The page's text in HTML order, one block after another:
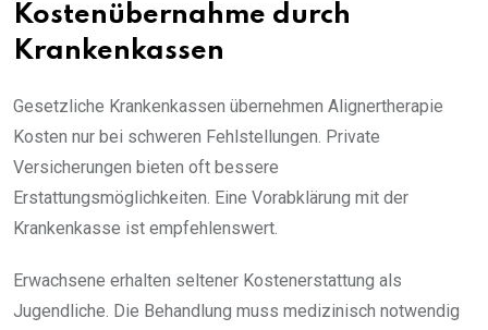
Kostenübernahme durch
Krankenkassen
Gesetzliche Krankenkassen übernehmen Alignertherapie
Kosten nur bei schweren Fehlstellungen. Private
Versicherungen bieten oft bessere
Erstattungsmöglichkeiten. Eine Vorabklärung mit der
Krankenkasse ist empfehlenswert.
Erwachsene erhalten seltener Kostenerstattung als
Jugendliche. Die Behandlung muss medizinisch notwendig